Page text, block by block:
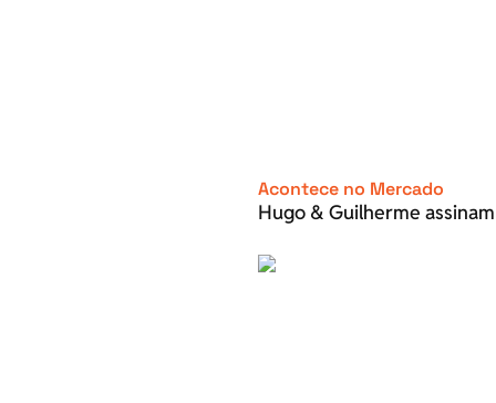
Acontece no Mercado
Hugo & Guilherme